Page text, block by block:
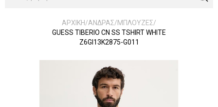
ΑΡΧΙΚΉ/ΆΝΔΡΑΣ/ΜΠΛΟΥΖΕΣ/
GUESS TIBERIO CN SS TSHIRT WHITE
Z6GI13K2875-G011